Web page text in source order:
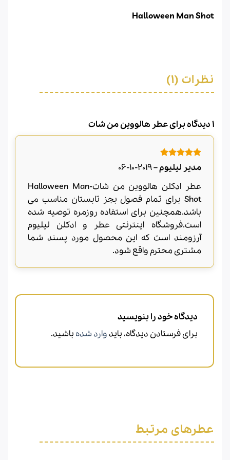
Halloween Man Shot
نظرات (1)
1 دیدگاه برای عطر هالووین من شات
امتیاز 5از
5
مدیر لیلیوم–
2019-10-06
عطر ادکلن هالووین من شات-Halloween Man
Shot برای تمام فصول بجز تابستان مناسب می
باشد.همچنین برای استفاده روزمره توصیه شده
است.فروشگاه اینترنتی عطر و ادکلن لیلیوم
آرزومند است که این محصول مورد پسند شما
مشتری محترم واقع شود.
دیدگاه خود را بنویسید
برای فرستادن دیدگاه، باید وارد شده باشید.
عطرهای مرتبط